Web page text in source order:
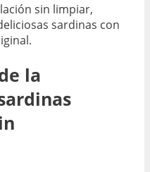
sin limpiar,
sardinas con
la